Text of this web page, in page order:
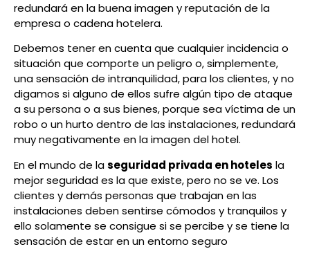
redundará en la buena imagen y reputación de la
empresa o cadena hotelera.
Debemos tener en cuenta que cualquier incidencia o
situación que comporte un peligro o, simplemente,
una sensación de intranquilidad, para los clientes, y no
digamos si alguno de ellos sufre algún tipo de ataque
a su persona o a sus bienes, porque sea víctima de un
robo o un hurto dentro de las instalaciones, redundará
muy negativamente en la imagen del hotel.
En el mundo de laseguridad privada en hoteles la
mejor seguridad es la que existe, pero no se ve. Los
clientes y demás personas que trabajan en las
instalaciones deben sentirse cómodos y tranquilos y
ello solamente se consigue si se percibe y se tiene la
sensación de estar en un entorno seguro